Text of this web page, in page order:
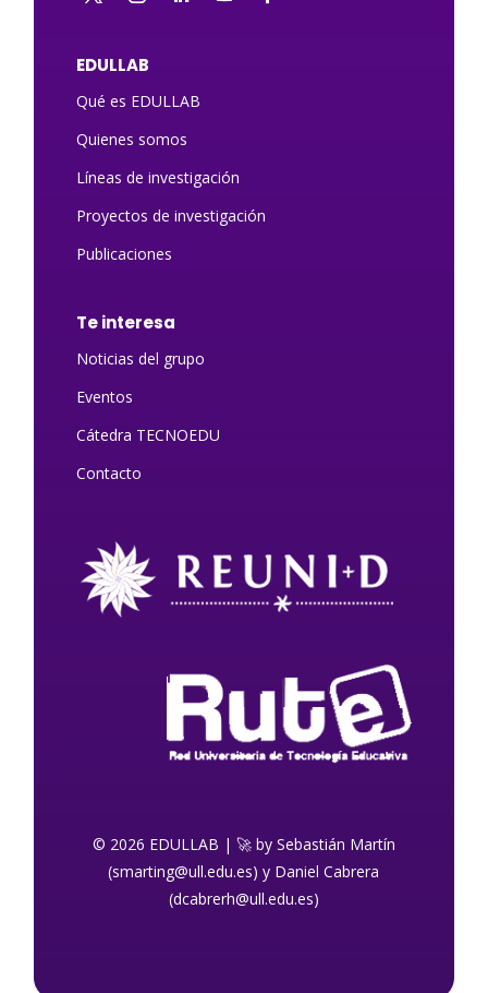
EDULLAB
Qué es EDULLAB
Quienes somos
Líneas de investigación
Proyectos de investigación
Publicaciones
Te interesa
Noticias del grupo
Eventos
Cátedra TECNOEDU
Contacto
© 2026 EDULLAB | 🚀 by Sebastián Martín
(smarting@ull.edu.es) y Daniel Cabrera
(dcabrerh@ull.edu.es)